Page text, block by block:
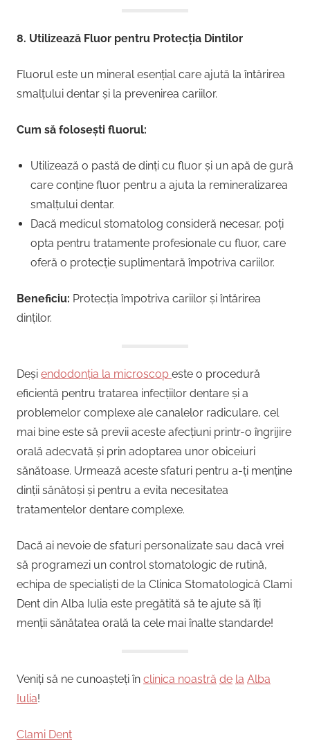
8. Utilizează Fluor pentru Protecția Dintilor
Fluorul este un mineral esențial care ajută la întărirea
smalțului dentar și la prevenirea cariilor.
Cum să folosești fluorul:
Utilizează o pastă de dinți cu fluor și un apă de gură
care conține fluor pentru a ajuta la remineralizarea
smalțului dentar.
Dacă medicul stomatolog consideră necesar, poți
opta pentru tratamente profesionale cu fluor, care
oferă o protecție suplimentară împotriva cariilor.
Beneficiu: Protecția împotriva cariilor și întărirea
dinților.
Deși endodonția la microscop este o procedură
eficientă pentru tratarea infecțiilor dentare și a
problemelor complexe ale canalelor radiculare, cel
mai bine este să previi aceste afecțiuni printr-o îngrijire
orală adecvată și prin adoptarea unor obiceiuri
sănătoase. Urmează aceste sfaturi pentru a-ți menține
dinții sănătoși și pentru a evita necesitatea
tratamentelor dentare complexe.
Dacă ai nevoie de sfaturi personalizate sau dacă vrei
să programezi un control stomatologic de rutină,
echipa de specialiști de la Clinica Stomatologică Clami
Dent din Alba Iulia este pregătită să te ajute să îți
menții sănătatea orală la cele mai înalte standarde!
Veniți să ne cunoașteți în clinica noastră de la Alba
Iulia!
Clami Dent